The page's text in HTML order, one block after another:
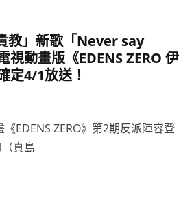
教」新歌「Never say
動畫版《EDENS ZERO 伊
定4/1放送！
EDENS ZERO》第2期反派陣容登
真島